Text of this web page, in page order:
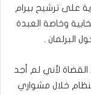
على ترشيح بيرام
وخاصة العبدة
البرلمان .
لأني لم أجد
خلال مشواري